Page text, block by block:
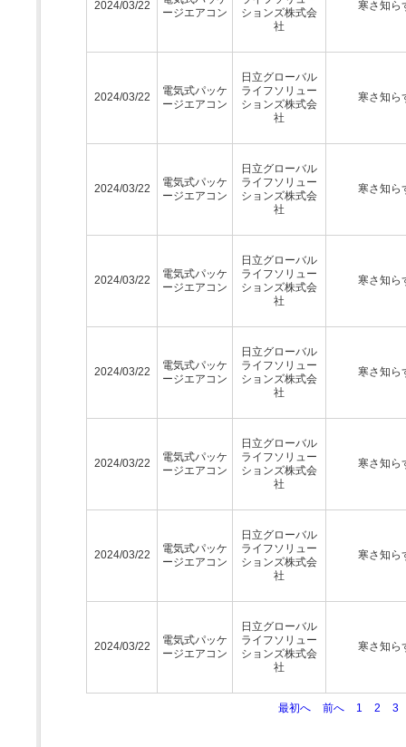
2024/03/22
ージエアコン
ションズ株式会
社
寒さ知ら
2024/03/22
電気式パッケ
ージエアコン
日立グローバル
ライフソリュー
ションズ株式会
社
寒さ知ら
2024/03/22
電気式パッケ
ージエアコン
日立グローバル
ライフソリュー
ションズ株式会
社
寒さ知ら
2024/03/22
電気式パッケ
ージエアコン
日立グローバル
ライフソリュー
ションズ株式会
社
寒さ知ら
2024/03/22
電気式パッケ
ージエアコン
日立グローバル
ライフソリュー
ションズ株式会
社
寒さ知ら
2024/03/22
電気式パッケ
ージエアコン
日立グローバル
ライフソリュー
ションズ株式会
社
寒さ知ら
2024/03/22
電気式パッケ
ージエアコン
日立グローバル
ライフソリュー
ションズ株式会
社
寒さ知ら
2024/03/22
電気式パッケ
ージエアコン
日立グローバル
ライフソリュー
ションズ株式会
社
寒さ知ら
最初へ 前へ 1 2 3